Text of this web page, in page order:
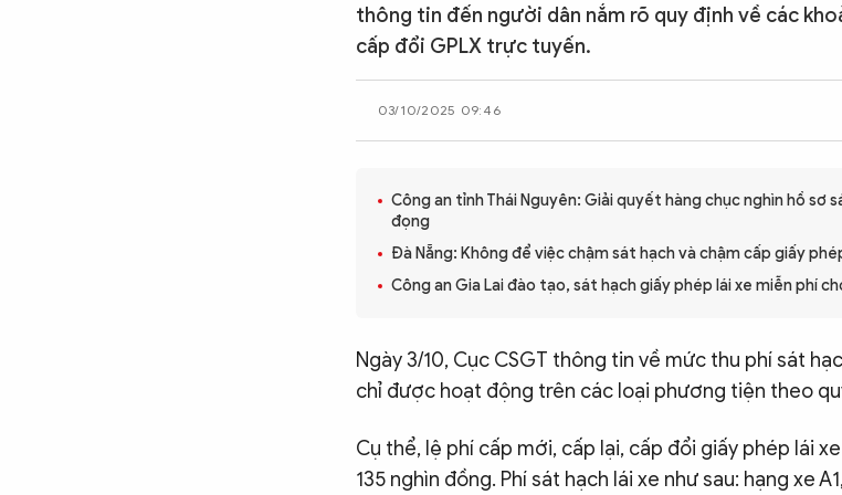
thông tin đến người dân nắm rõ quy định về các
cấp đổi GPLX trực tuyến.
03/10/2025 09:46
Công an tỉnh Thái Nguyên: Giải quyết hàng chục nghìn hồ sơ
đọng
Đà Nẵng: Không để việc chậm sát hạch và chậm cấp giấy
Công an Gia Lai đào tạo, sát hạch giấy phép lái xe miễn phí
Ngày 3/10, Cục CSGT thông tin về mức thu phí sát
chỉ được hoạt động trên các loại phương tiện theo
Cụ thể, lệ phí cấp mới, cấp lại, cấp đổi giấy phép lái
135 nghìn đồng. Phí sát hạch lái xe như sau: hạng xe